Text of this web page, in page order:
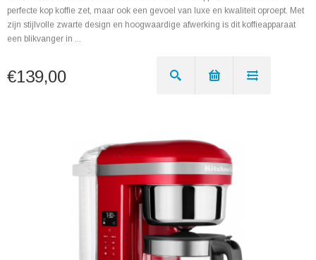
perfecte kop koffie zet, maar ook een gevoel van luxe en kwaliteit oproept. Met
zijn stijlvolle zwarte design en hoogwaardige afwerking is dit koffieapparaat
een blikvanger in ...
€139,00